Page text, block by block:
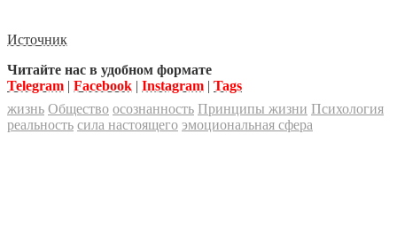
Источник
Читайте нас в удобном формате
Telegram | Facebook | Instagram | Tags
жизнь Общество осознанность Принципы жизни Психология
реальность сила настоящего эмоциональная сфера